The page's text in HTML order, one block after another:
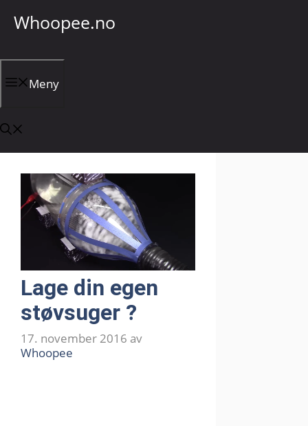
Whoopee.no
Meny
Lage din egen
støvsuger ?
17. november 2016 av
Whoopee